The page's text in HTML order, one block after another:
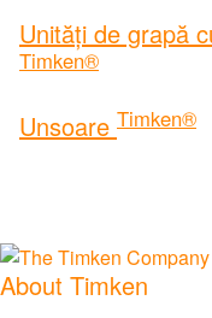
Unități de grapă
Timken®
Unsoare Timken®
About Timken